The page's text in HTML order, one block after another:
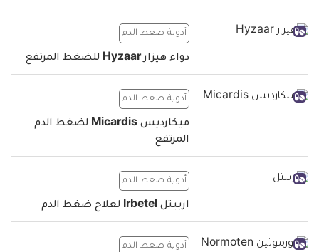
أدوية ضغط الدم
دواء هيزار Hyzaar للضغط المرتفع
أدوية ضغط الدم
ميكارديس Micardis لضغط الدم
المرتفع
أدوية ضغط الدم
اربيتل Irbetel لعلاج ضغط الدم
أدوية ضغط الدم